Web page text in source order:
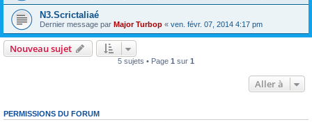
N3.Scrictaliaé
Dernier message par Major Turbop « ven. févr. 07, 2014 4:17 pm
Nouveau sujet
5 sujets • Page 1 sur 1
Aller à
PERMISSIONS DU FORUM